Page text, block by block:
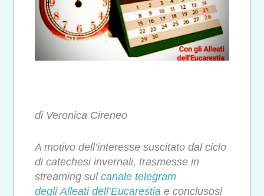
di Veronica Cireneo
A motivo dell’interesse suscitato dal ciclo
di catechesi invernali, trasmesse in
streaming sul canale telegram
degli Alleati dell’Eucarestia e conclusosi